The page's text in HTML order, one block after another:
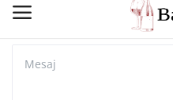
Autentificare